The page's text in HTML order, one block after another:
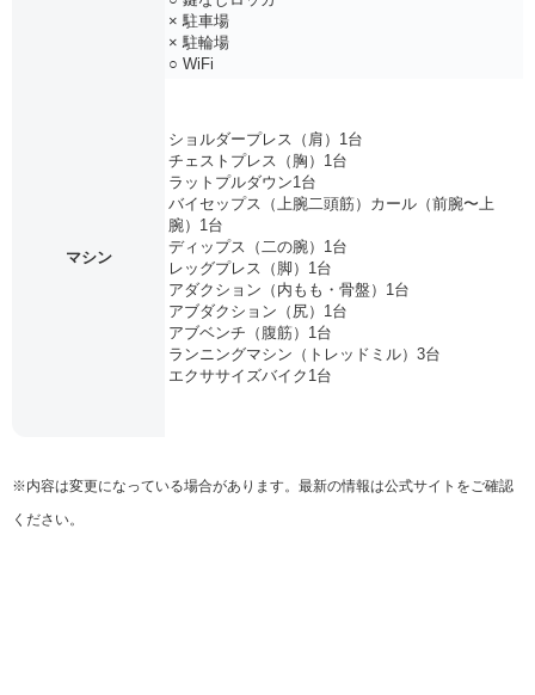
× 駐車場
× 駐輪場
○ WiFi
マシン
ショルダープレス（肩）1台
チェストプレス（胸）1台
ラットプルダウン1台
バイセップス（上腕二頭筋）カール（前腕〜上
腕）1台
ディップス（二の腕）1台
レッグプレス（脚）1台
アダクション（内もも・骨盤）1台
アブダクション（尻）1台
アブベンチ（腹筋）1台
ランニングマシン（トレッドミル）3台
エクササイズバイク1台
※内容は変更になっている場合があります。最新の情報は公式サイトをご確認
ください。